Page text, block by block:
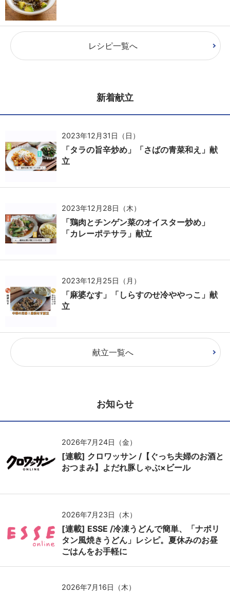
レシピ一覧へ
新着献立
2023年12月31日（日）
「タラの旨辛炒め」「さばの青菜和え」献
立
2023年12月28日（木）
「鶏肉とチンゲン菜のオイスター炒め」
「カレーポテサラ」献立
2023年12月25日（月）
「麻婆なす」「しらすのせ冷ややっこ」献
立
献立一覧へ
お知らせ
2026年7月24日（金）
[連載] クロワッサン /【ぐっち夫婦のお酒と
おつまみ】よだれ豚しゃぶ×ビール
2026年7月23日（木）
[連載] ESSE /冷凍うどんで簡単、「ナポリ
タン風焼きうどん」レシピ。夏休みのお昼
ごはんをお手軽に
2026年7月16日（木）